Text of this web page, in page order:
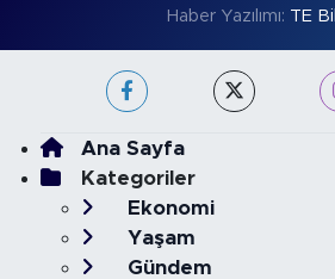
Haber Yazılımı: TE
Ana Sayfa
Kategoriler
Ekonomi
Yaşam
Gündem